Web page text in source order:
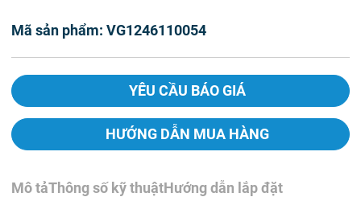
Mã sản phẩm: VG1246110054
YÊU CẦU BÁO GIÁ
HƯỚNG DẪN MUA HÀNG
Mô tảThông số kỹ thuậtHướng dẫn lắp đặt